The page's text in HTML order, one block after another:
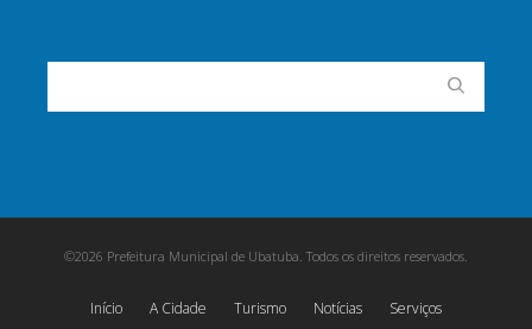
©2026 Prefeitura Municipal de Ubatuba. Todos os direitos reservados.
Início A Cidade Turismo Notícias
Serviços